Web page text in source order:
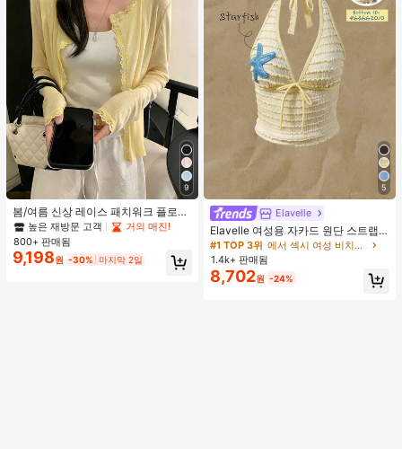
9
봄/여름 신상 레이스 패치워크 플로럴
트림 소프트 니트 가디건 경량 재킷 탑
여성용, 코티지코어 옐로우
높은 재방문 고객
거의 매진!
800+ 판매됨
9,198원 -30% 마지막 2일
5
Elavelle
Elavelle 여성용 자카드 원단 스트랩
불가사리 장식 홀터 탑, 봄/여름에 적
합 (탑만 포함, 반바지 미포함)
#1 TOP 3위
에서 섹시 여성 비치웨어
1.4k+ 판매됨
8,702원 -24%